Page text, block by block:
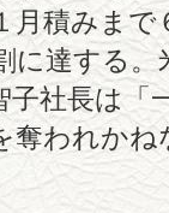
月積みま
に達する
子社長は「
奪われか